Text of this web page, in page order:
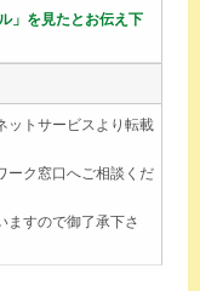
」を見たとお伝え下
ットサービスより転載
ーク窓口へご相談くだ
ますので御了承下さ